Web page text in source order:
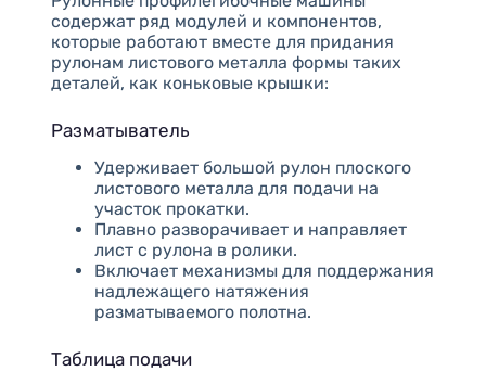
содержат ряд модулей и компонентов,
которые работают вместе для придания
рулонам листового металла формы таких
деталей, как коньковые крышки:
Разматыватель
Удерживает большой рулон плоского
листового металла для подачи на
участок прокатки.
Плавно разворачивает и направляет
лист с рулона в ролики.
Включает механизмы для поддержания
надлежащего натяжения
разматываемого полотна.
Таблица подачи